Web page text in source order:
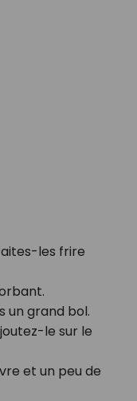
les frire
un grand bol.
le sur le
et un peu de